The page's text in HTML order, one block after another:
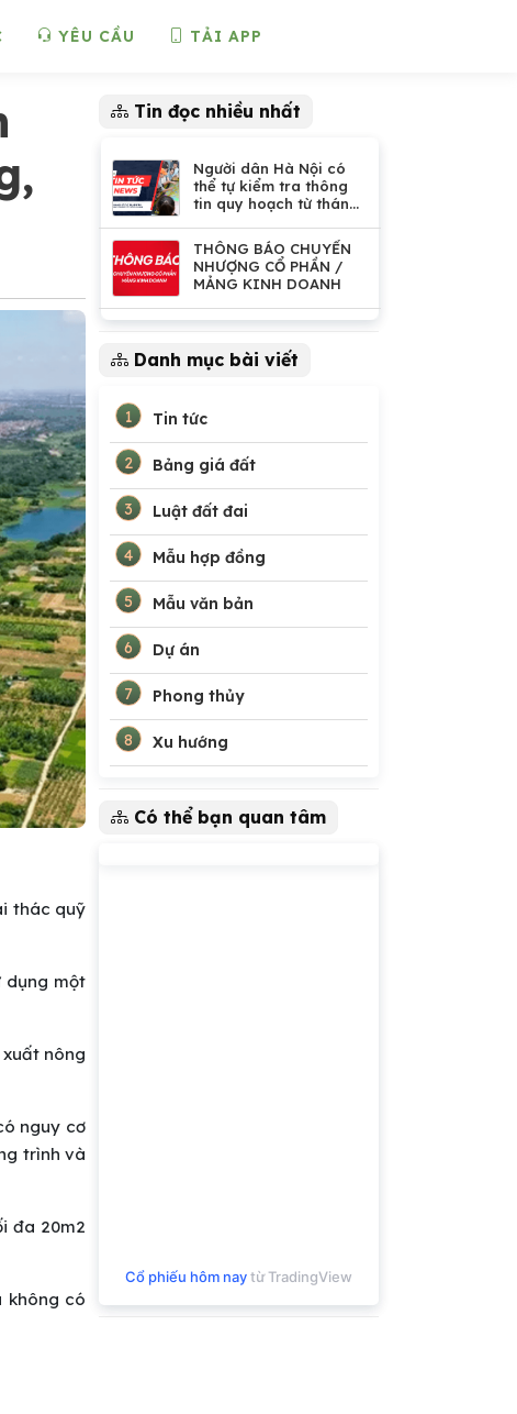
YÊU CẦU TẢI APP
thác quỹ
dụng một
nông
nguy cơ
trình và
đa 20m2
không có
Tin đọc nhiều nhất
Người dân Hà Nội có
thể tự kiểm tra thông
tin quy hoạch từ tháng
THÔNG BÁO CHUYỂN
NHƯỢNG CỔ PHẦN /
MẢNG KINH DOANH
Danh mục bài viết
1 Tin tức
2 Bảng giá đất
3 Luật đất đai
4 Mẫu hợp đồng
5 Mẫu văn bản
6 Dự án
7 Phong thủy
8 Xu hướng
Có thể bạn quan tâm
Cổ phiếu hôm naytừ TradingView